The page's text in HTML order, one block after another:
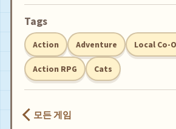
Tags
Action Adventure Local Co-
Action RPG Cats
모든 게임